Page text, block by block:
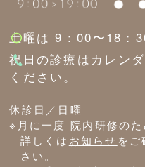
土曜は 9：00〜18：
祝日の診療は カレン
ください。
休診日／日曜
※月に一度 院内研修のた
詳しくは お知らせ を
さい。